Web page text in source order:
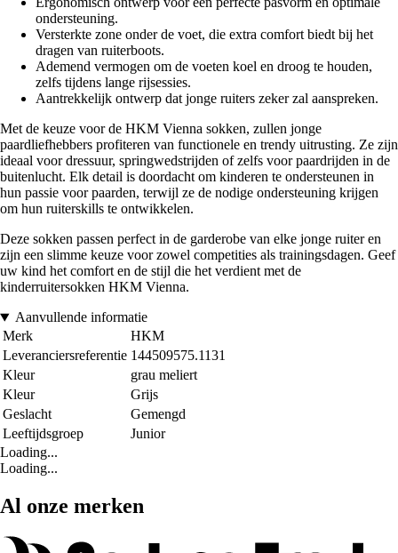
ondersteuning.
Versterkte zone onder de voet, die extra comfort biedt bij het
dragen van ruiterboots.
Ademend vermogen om de voeten koel en droog te houden,
zelfs tijdens lange rijsessies.
Aantrekkelijk ontwerp dat jonge ruiters zeker zal aanspreken.
Met de keuze voor de HKM Vienna sokken, zullen jonge
paardliefhebbers profiteren van functionele en trendy uitrusting. Ze zijn
ideaal voor dressuur, springwedstrijden of zelfs voor paardrijden in de
buitenlucht. Elk detail is doordacht om kinderen te ondersteunen in
hun passie voor paarden, terwijl ze de nodige ondersteuning krijgen
om hun ruiterskills te ontwikkelen.
Deze sokken passen perfect in de garderobe van elke jonge ruiter en
zijn een slimme keuze voor zowel competities als trainingsdagen. Geef
uw kind het comfort en de stijl die het verdient met de
kinderruitersokken HKM Vienna.
Aanvullende informatie
Merk
HKM
Leveranciersreferentie 144509575.1131
Kleur
grau meliert
Kleur
Grijs
Geslacht
Gemengd
Leeftijdsgroep
Junior
Loading...
Loading...
Al onze merken